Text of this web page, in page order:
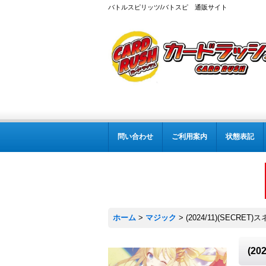
バトルスピリッツ/バトスピ 通販サイト
問い合わせ ご利用案内 状態表記
ホーム > マジック > (2024/11)(SECRET)ス